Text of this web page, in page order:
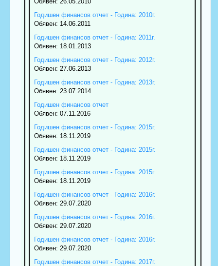
Годишен финансов отчет - Година: 2010г.
Обявен: 14.06.2011
Годишен финансов отчет - Година: 2011г.
Обявен: 18.01.2013
Годишен финансов отчет - Година: 2012г.
Обявен: 27.06.2013
Годишен финансов отчет - Година: 2013г.
Обявен: 23.07.2014
Годишен финансов отчет
Обявен: 07.11.2016
Годишен финансов отчет - Година: 2015г.
Обявен: 18.11.2019
Годишен финансов отчет - Година: 2015г.
Обявен: 18.11.2019
Годишен финансов отчет - Година: 2015г.
Обявен: 18.11.2019
Годишен финансов отчет - Година: 2016г.
Обявен: 29.07.2020
Годишен финансов отчет - Година: 2016г.
Обявен: 29.07.2020
Годишен финансов отчет - Година: 2016г.
Обявен: 29.07.2020
Годишен финансов отчет - Година: 2017г.